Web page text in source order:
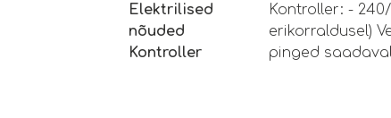
Elektrilised
nõuded
Kontroller
Kontroller: -
erikorraldusel)
pinged